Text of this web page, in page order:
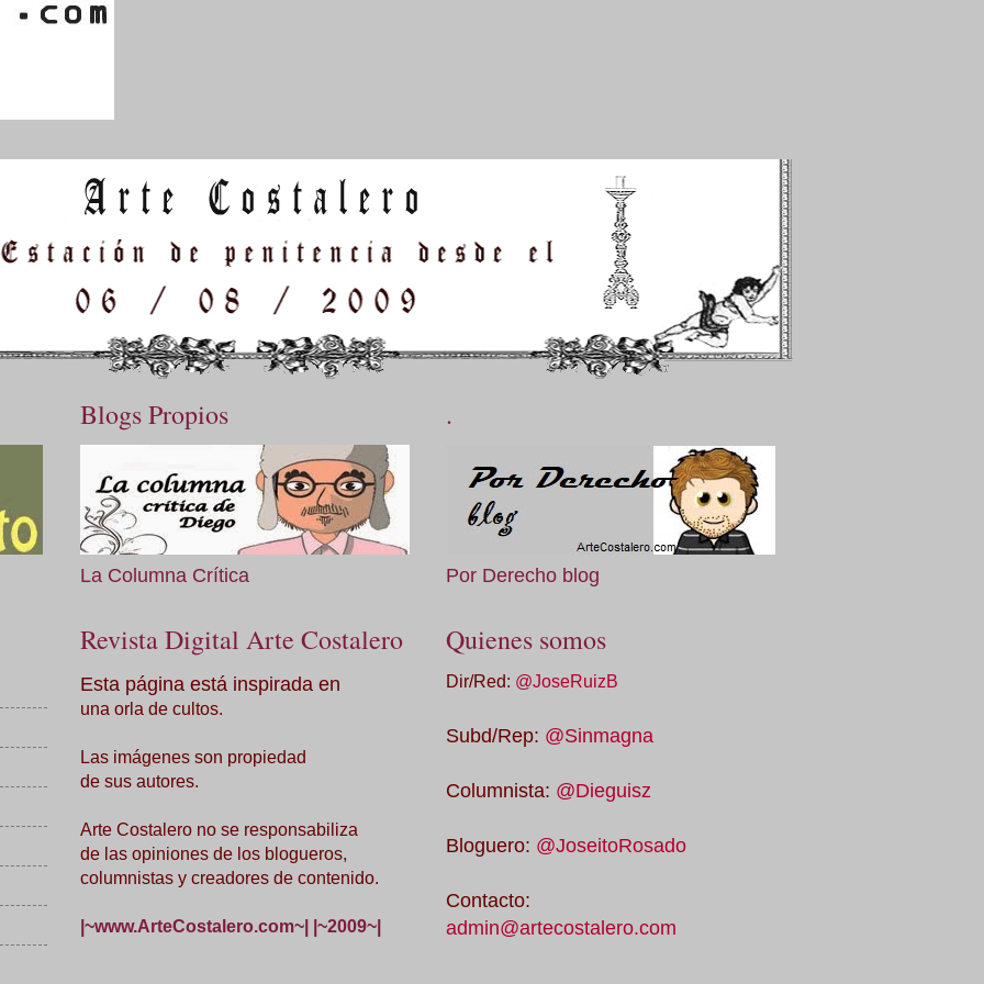
Blogs Propios
La Columna Crítica
Revista Digital Arte Costalero
Esta página está inspirada en
una orla de cultos.
Las imágenes son propiedad
de sus autores.
Arte Costalero no se responsabiliza
de las opiniones de los blogueros,
columnistas y creadores de contenido.
|~www.ArteCostalero.com~| |~2009~|
.
Por Derecho blog
Quienes somos
Dir/Red: @JoseRuizB
Subd/Rep: @Sinmagna
Columnista: @Dieguisz
Bloguero: @JoseitoRosado
Contacto:
admin@artecostalero.com